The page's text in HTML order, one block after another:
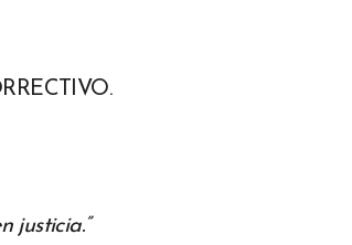
justicia.”